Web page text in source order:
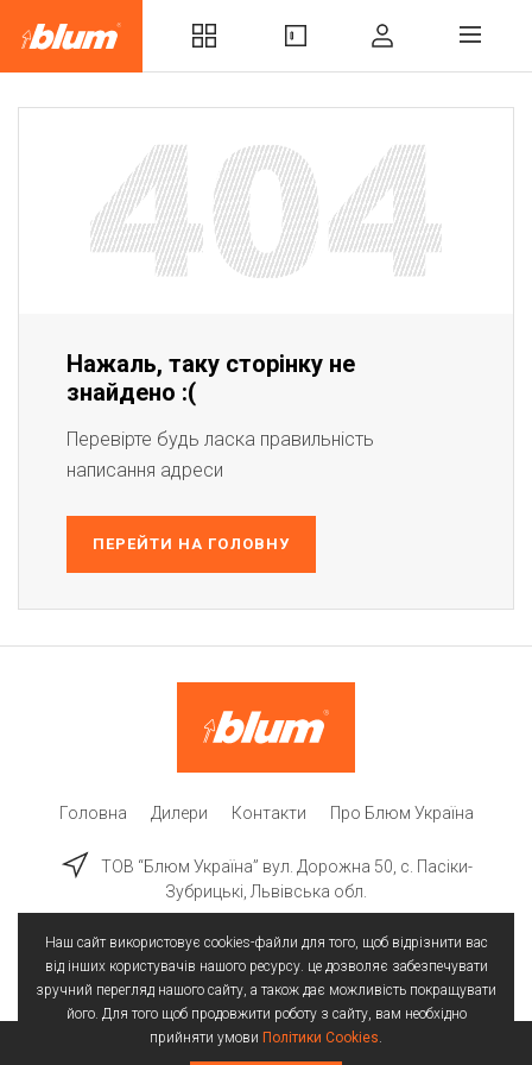
Нажаль, таку сторінку не
знайдено :(
Перевірте будь ласка правильність
написання адреси
ПЕРЕЙТИ НА ГОЛОВНУ
Головна Дилери Контакти Про Блюм Україна
ТОВ “Блюм Україна” вул. Дорожна 50, c. Пасіки-
Зубрицькі, Львівська обл.
Наш сайт використовує cookies-файли для того, щоб відрізнити вас
від інших користувачів нашого ресурсу. це дозволяє забезпечувати
зручний перегляд нашого сайту, а також дає можливість покращувати
його. Для того щоб продовжити роботу з сайту, вам необхідно
прийняти умови Політики Cookies.